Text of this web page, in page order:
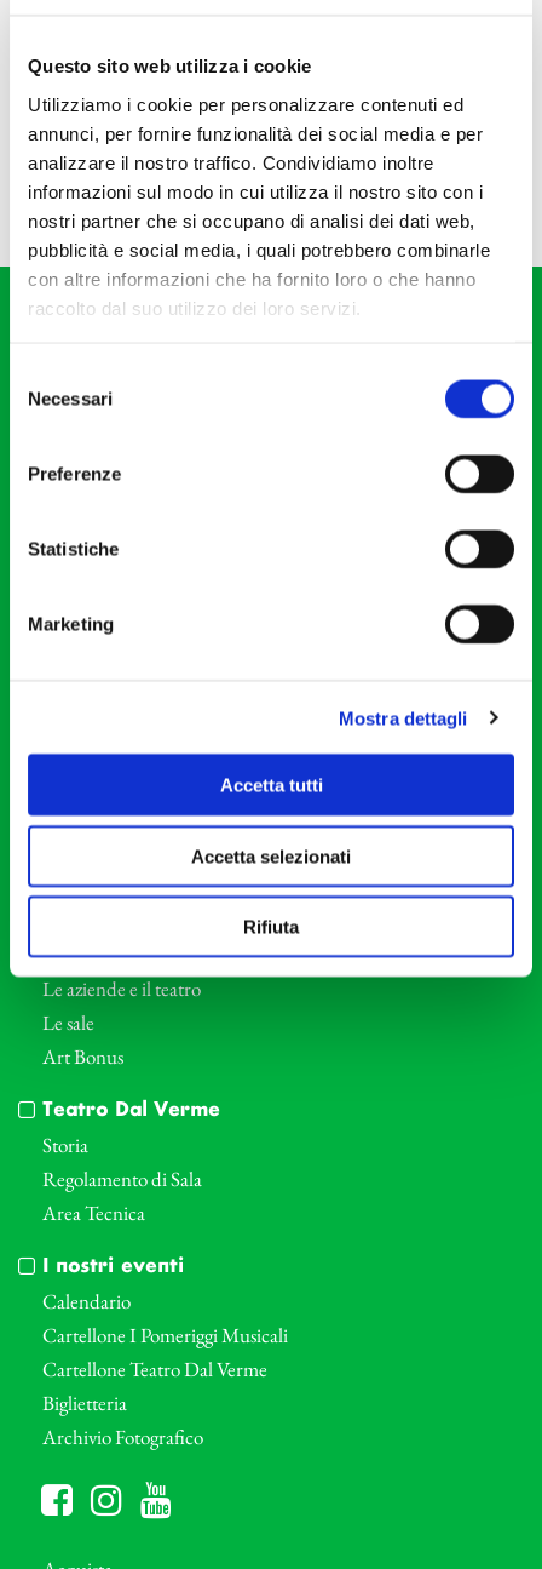
Questo sito web utilizza i cookie
Utilizziamo i cookie per personalizzare contenuti ed
annunci, per fornire funzionalità dei social media e per
analizzare il nostro traffico. Condividiamo inoltre
informazioni sul modo in cui utilizza il nostro sito con i
nostri partner che si occupano di analisi dei dati web,
pubblicità e social media, i quali potrebbero combinarle
con altre informazioni che ha fornito loro o che hanno
raccolto dal suo utilizzo dei loro servizi.
delNecessari
Preferenze
Statistiche
Marketing
Mostra dettagli
Accetta tutti
Accetta selezionati
Rifiuta
Via S. Giovanni sul Muro, 2
Cod. Fisc. 80078650159
Orchestra I Pomeriggi Musicali
Direttore Artistico
Professori d’Orchestra
Eventi Corporate
Le aziende e il teatro
Le sale
Art Bonus
Teatro Dal Verme
Storia
Regolamento di Sala
Area Tecnica
I nostri eventi
Calendario
Cartellone I Pomeriggi Musicali
Cartellone Teatro Dal Verme
Biglietteria
Archivio Fotografico